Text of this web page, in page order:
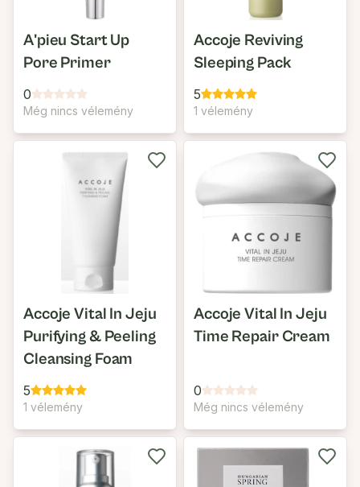
A'pieu Start Up
Pore Primer
0
Még nincs vélemény
Accoje Reviving
Sleeping Pack
5
1 vélemény
Accoje Vital In Jeju
Purifying & Peeling
Cleansing Foam
5
1 vélemény
Accoje Vital In Jeju
Time Repair Cream
0
Még nincs vélemény